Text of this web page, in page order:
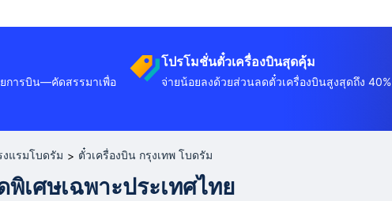
การบิน—คัดสรรมาเพื่อ
โปรโมชั่นตั๋วเครื่องบินสุดคุ้ม
จ่ายน้อยลงด้วยส่วนลดตั๋วเครื่องบินสูงสุดถึง 40%
งแรมโบดรัม > ตั๋วเครื่องบิน กรุงเทพ โบดรัม
เศษเฉพาะประเทศไทย